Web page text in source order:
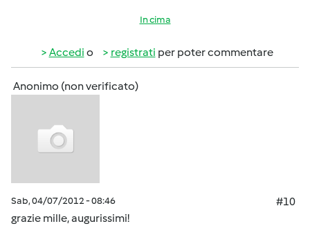
In cima
Accedi o registrati per poter commentare
Anonimo (non verificato)
Sab, 04/07/2012 - 08:46
#10
grazie mille, augurissimi!